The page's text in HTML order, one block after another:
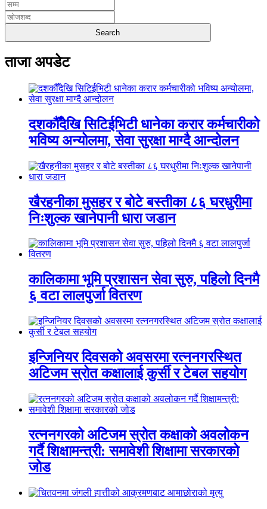
ताजा अपडेट
दशकौँदेखि सिटिईभिटी धानेका करार कर्मचारीको
भविष्य अन्योलमा, सेवा सुरक्षा माग्दै आन्दोलन
खैरहनीका मुसहर र बोटे बस्तीका ८६ घरधुरीमा
निःशुल्क खानेपानी धारा जडान
कालिकामा भूमि प्रशासन सेवा सुरु, पहिलो दिनमै
६ वटा लालपुर्जा वितरण
इन्जिनियर दिवसको अवसरमा रत्ननगरस्थित
अटिजम स्रोत कक्षालाई कुर्सी र टेबल सहयोग
रत्ननगरको अटिजम स्रोत कक्षाको अवलोकन
गर्दै शिक्षामन्त्री: समावेशी शिक्षामा सरकारको
जोड